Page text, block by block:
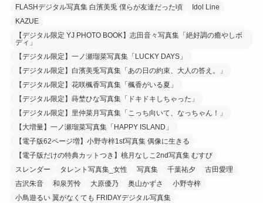
FLASHデジタル写真集 白濱美兎 僕らが友達だった頃
Idol Line
KAZUE
【デジタル限定 YJ PHOTO BOOK】志田音々写真集「絶好調の癒やしボ
ディ」
【デジタル限定】一ノ瀬瑠菜写真集「LUCKY DAYS」
【デジタル限定】白濱美兎写真集「あの日の約束、大人の答え。」
【デジタル限定】花咲楓香写真集「楓香がいる夏」
【デジタル限定】蒔埜ひな写真集「ドキドキしちゃった」
【デジタル限定】里仲菜月写真集「こっち向いて、なっちゃん！」
【大増量】一ノ瀬瑠菜写真集「HAPPY ISLAND」
【電子版62ページ増】小野寺梓1st写真集 偶像に生きる
【電子版だけの特典カットつき】桃月なしこ2nd写真集 むすび
スレンダー
タレント写真集_女性 写真集 千葉祐夕
古田愛理
吉沢朱音
和泉芳怜 大原優乃 奥山かずさ
小野寺梓
小鳥遊るい 翼がなくても FRIDAYデジタル写真集